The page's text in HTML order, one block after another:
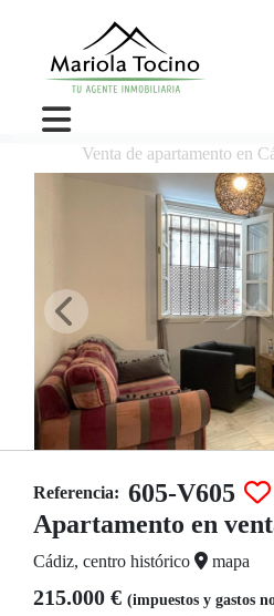
Venta de apartamento en
Referencia: 605-V605
Apartamento en
Cádiz, centro histórico mapa
215.000 € (impuestos y gastos